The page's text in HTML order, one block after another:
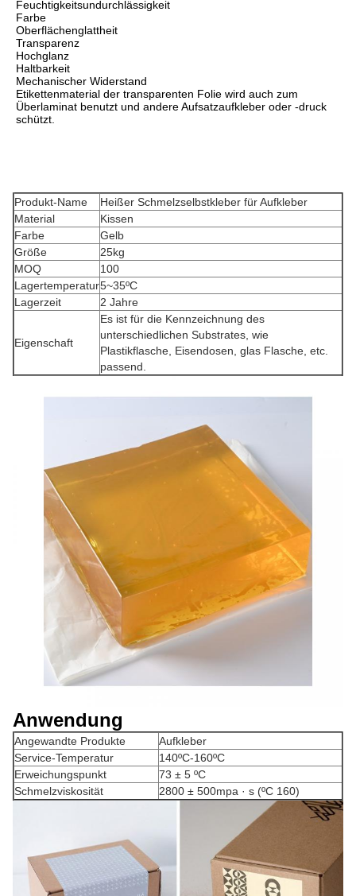
Feuchtigkeitsundurchlässigkeit
Farbe
Oberflächenglattheit
Transparenz
Hochglanz
Haltbarkeit
Mechanischer Widerstand
Etikettenmaterial der transparenten Folie wird auch zum
Überlaminat benutzt und andere Aufsatzaufkleber oder -druck
schützt.
Produkt-Name
Heißer Schmelzselbstkleber für Aufkleber
Material
Kissen
Farbe
Gelb
Größe
25kg
MOQ
100
Lagertemperatur5~35ºC
Lagerzeit
2 Jahre
Eigenschaft
Es ist für die Kennzeichnung des
unterschiedlichen Substrates, wie
Plastikflasche, Eisendosen, glas Flasche, etc.
passend.
Anwendung
Angewandte Produkte
Aufkleber
Service-Temperatur
140ºC-160ºC
Erweichungspunkt
73 ± 5 ºC
Schmelzviskosität
2800 ± 500mpa · s (ºC 160)